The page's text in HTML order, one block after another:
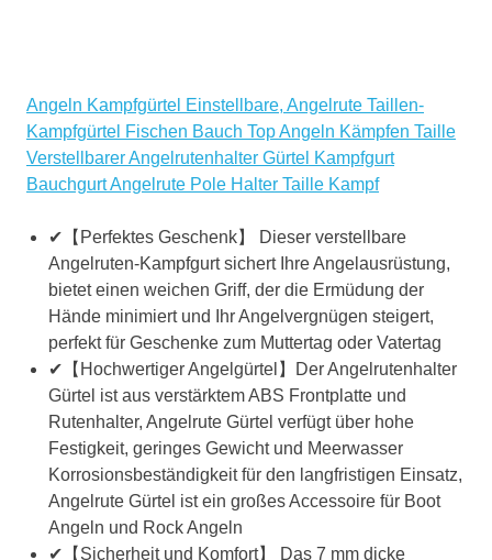
Angeln Kampfgürtel Einstellbare, Angelrute Taillen-
Kampfgürtel Fischen Bauch Top Angeln Kämpfen Taille
Verstellbarer Angelrutenhalter Gürtel Kampfgurt
Bauchgurt Angelrute Pole Halter Taille Kampf
✔【Perfektes Geschenk】 Dieser verstellbare
Angelruten-Kampfgurt sichert Ihre Angelausrüstung,
bietet einen weichen Griff, der die Ermüdung der
Hände minimiert und Ihr Angelvergnügen steigert,
perfekt für Geschenke zum Muttertag oder Vatertag
✔【Hochwertiger Angelgürtel】Der Angelrutenhalter
Gürtel ist aus verstärktem ABS Frontplatte und
Rutenhalter, Angelrute Gürtel verfügt über hohe
Festigkeit, geringes Gewicht und Meerwasser
Korrosionsbeständigkeit für den langfristigen Einsatz,
Angelrute Gürtel ist ein großes Accessoire für Boot
Angeln und Rock Angeln
✔【Sicherheit und Komfort】 Das 7 mm dicke